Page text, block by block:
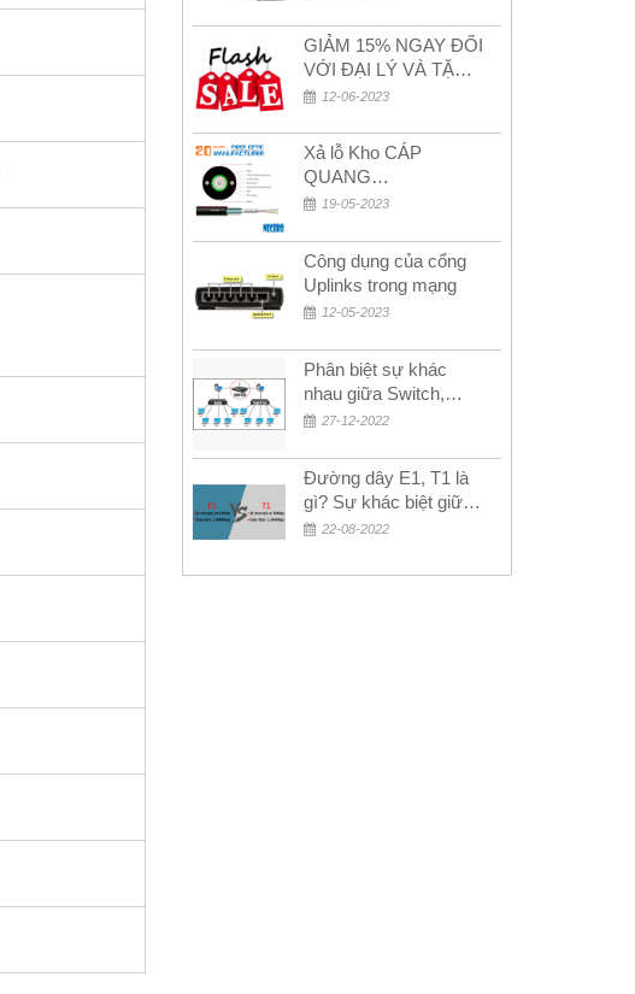
GIẢM 15% NGAY ĐỐI
VỚI ĐẠI LÝ VÀ TẶNG
QUÀ KHÁCH HÀNG
12-06-2023
Xả lỗ Kho CÁP
QUANG
MULTIMODE CÁP
MULTIMODE 4-8-12-
24Fo SỢI OM1-OM2-
OM3 Siêu Rẻ 5k
19-05-2023
Công dụng của cổng
Uplinks trong mạng
12-05-2023
Phân biệt sự khác
nhau giữa Switch,
Router và Hub
27-12-2022
Đường dây E1, T1 là
gì? Sự khác biệt giữa
E1 và T1
22-08-2022